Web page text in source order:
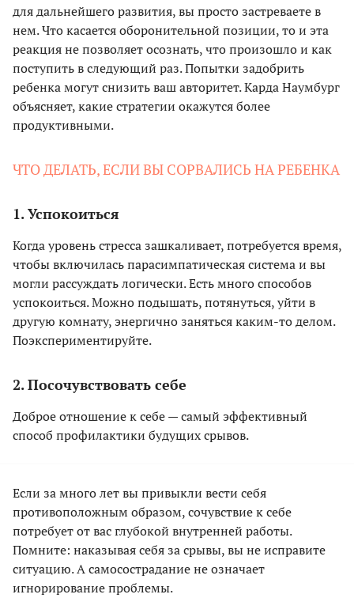
для дальнейшего развития, вы просто застреваете в
нем. Что касается оборонительной позиции, то и эта
реакция не позволяет осознать, что произошло и как
поступить в следующий раз. Попытки задобрить
ребенка могут снизить ваш авторитет. Карда Наумбург
объясняет, какие стратегии окажутся более
продуктивными.
ЧТО ДЕЛАТЬ, ЕСЛИ ВЫ СОРВАЛИСЬ НА РЕБЕНКА
1. Успокоиться
Когда уровень стресса зашкаливает, потребуется время,
чтобы включилась парасимпатическая система и вы
могли рассуждать логически. Есть много способов
успокоиться. Можно подышать, потянуться, уйти в
другую комнату, энергично заняться каким-то делом.
Поэкспериментируйте.
2. Посочувствовать себе
Доброе отношение к себе — самый эффективный
способ профилактики будущих срывов.
Если за много лет вы привыкли вести себя
противоположным образом, сочувствие к себе
потребует от вас глубокой внутренней работы.
Помните: наказывая себя за срывы, вы не исправите
ситуацию. А самосострадание не означает
игнорирование проблемы.